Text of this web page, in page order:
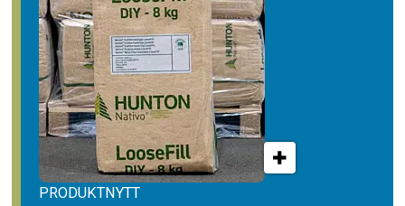
PRODUKTNYTT